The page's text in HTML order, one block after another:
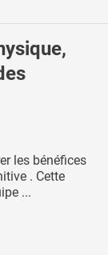
les bénéfices
. Cette
...